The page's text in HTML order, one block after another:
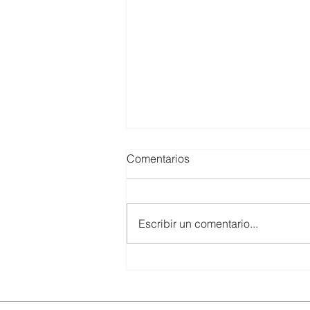
Comentarios
Escribir un comentario...